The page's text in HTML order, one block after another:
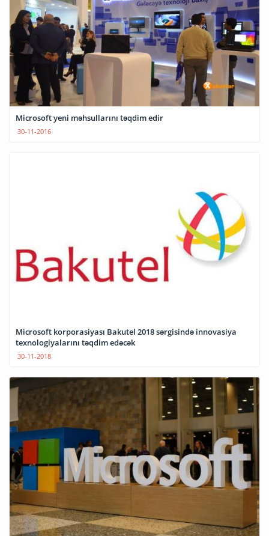
Microsoft yeni məhsullarını təqdim edir
30-11-2016
Microsoft korporasiyası Bakutel 2018 sərgisində innovasiya
texnologiyalarını təqdim edəcək
30-11-2018